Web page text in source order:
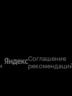
Соглашение